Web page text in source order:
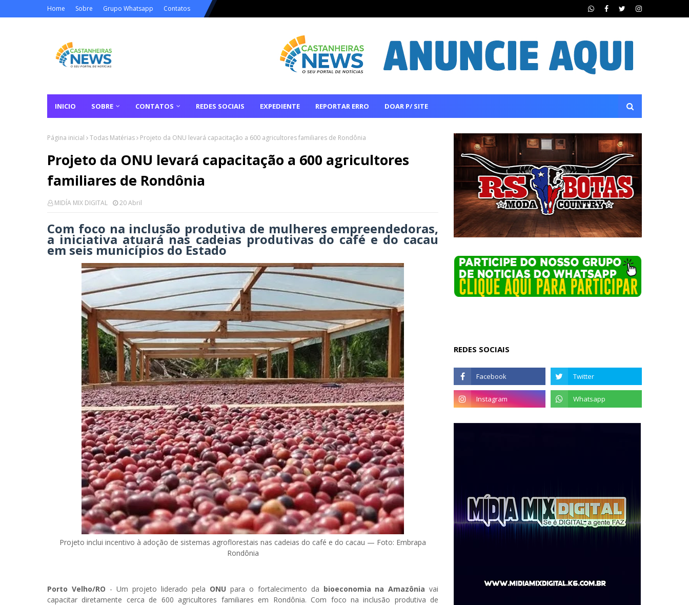
Home Sobre Grupo Whatsapp Contatos
INICIO SOBRE CONTATOS REDES SOCIAIS EXPEDIENTE REPORTAR ERRO DOAR P/ SITE
Página inicial Todas Matérias Projeto da ONU levará capacitação a 600 agricultores familiares de Rondônia
Projeto da ONU levará capacitação a 600 agricultores
familiares de Rondônia
MIDÍA MIX DIGITAL 20 Abril
Com foco na inclusão produtiva de mulheres empreendedoras,
a iniciativa atuará nas cadeias produtivas do café e do cacau
em seis municípios do Estado
Projeto inclui incentivo à adoção de sistemas agroflorestais nas cadeias do café e do cacau — Foto: Embrapa
Rondônia
Porto Velho/RO - Um projeto liderado pela ONU para o fortalecimento da bioeconomia na Amazônia vai
capacitar diretamente cerca de 600 agricultores familiares em Rondônia. Com foco na inclusão produtiva de
REDES SOCIAIS